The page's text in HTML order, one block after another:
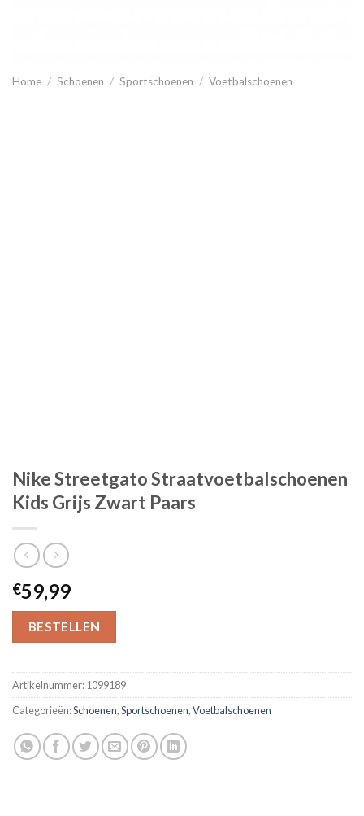
Home / Schoenen / Sportschoenen / Voetbalschoenen
Nike Streetgato Straatvoetbalschoenen
Kids Grijs Zwart Paars
€59,99
BESTELLEN
Artikelnummer:1099189
Categorieën:Schoenen,Sportschoenen,Voetbalschoenen